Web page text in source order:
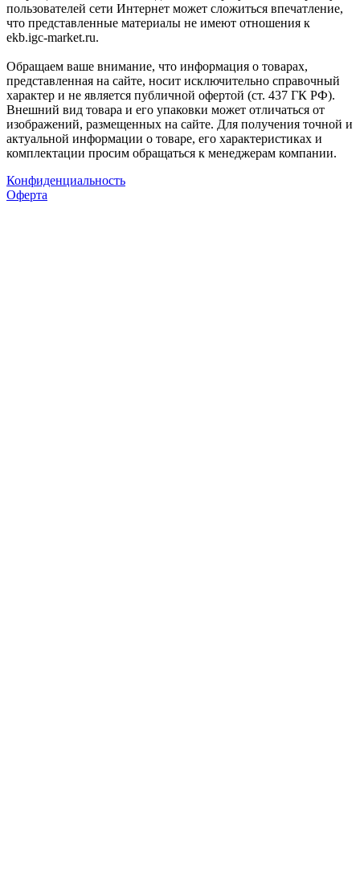
пользователей сети Интернет может сложиться впечатление,
что представленные материалы не имеют отношения к
ekb.igc-market.ru.
Обращаем ваше внимание, что информация о товарах,
представленная на сайте, носит исключительно справочный
характер и не является публичной офертой (ст. 437 ГК РФ).
Внешний вид товара и его упаковки может отличаться от
изображений, размещенных на сайте. Для получения точной и
актуальной информации о товаре, его характеристиках и
комплектации просим обращаться к менеджерам компании.
Конфиденциальность
Оферта